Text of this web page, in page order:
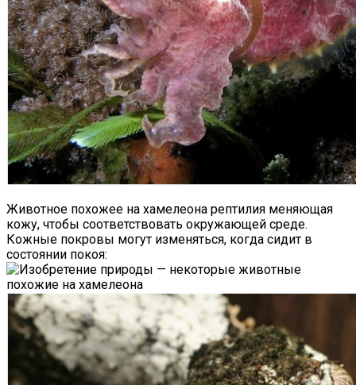
Животное похожее на хамелеона рептилия меняющая
кожу, чтобы соответствовать окружающей среде.
Кожные покровы могут изменяться, когда сидит в
состоянии покоя: